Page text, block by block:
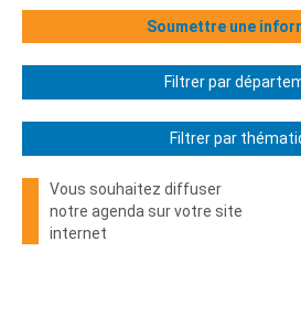
Soumettre une
Filtrer par
Filtrer par
Vous souhaitez diffuser
notre agenda sur votre site
internet